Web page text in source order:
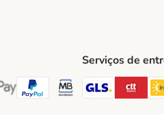
Method
Method
Pay Payment Method
PayPal Payment Method
Multibanco Payment
Serviços de
GLS